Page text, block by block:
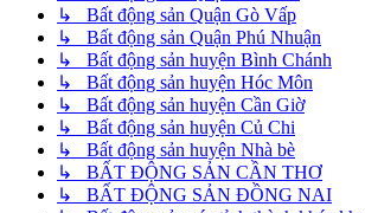
↳ Bất động sản Quận Gò Vấp
↳ Bất động sản Quận Phú Nhuận
↳ Bất động sản huyện Bình Chánh
↳ Bất động sản huyện Hóc Môn
↳ Bất động sản huyện Cần Giờ
↳ Bất động sản huyện Củ Chi
↳ Bất động sản huyện Nhà bè
↳ BẤT ĐỘNG SẢN CẦN THƠ
↳ BẤT ĐỘNG SẢN ĐỒNG NAI